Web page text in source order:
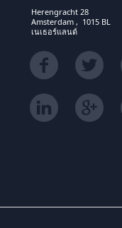
Herengracht 28
Amsterdam , 1015 BL
เนเธอร์แลนด์